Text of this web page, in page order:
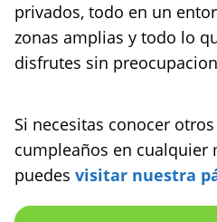
privados, todo en un
zonas amplias y todo lo
disfrutes sin
Si necesitas conocer
cumpleaños en cualquier
puedes visitar nuestra